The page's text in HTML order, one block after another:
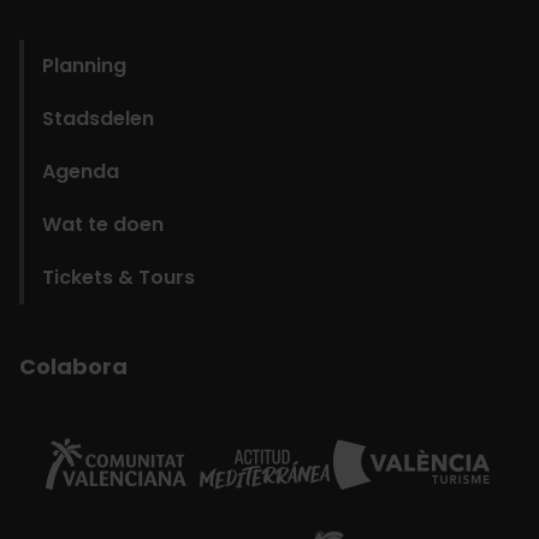
Planning
Stadsdelen
Agenda
Wat te doen
Tickets & Tours
Colabora